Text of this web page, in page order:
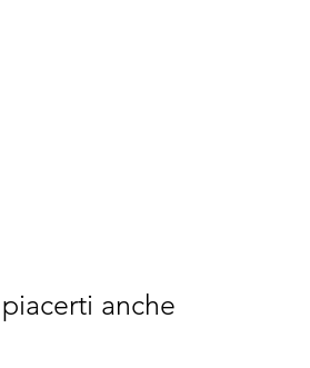
anche